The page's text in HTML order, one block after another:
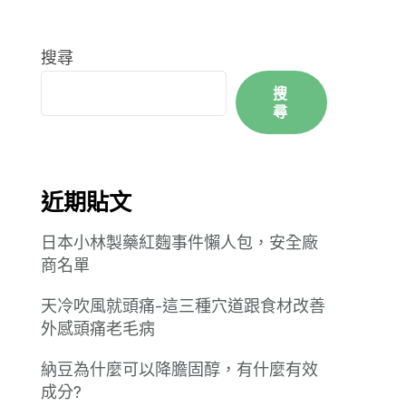
搜尋
搜
尋
近期貼文
日本小林製藥紅麴事件懶人包，安全廠
商名單
天冷吹風就頭痛-這三種穴道跟食材改善
外感頭痛老毛病
納豆為什麼可以降膽固醇，有什麼有效
成分?